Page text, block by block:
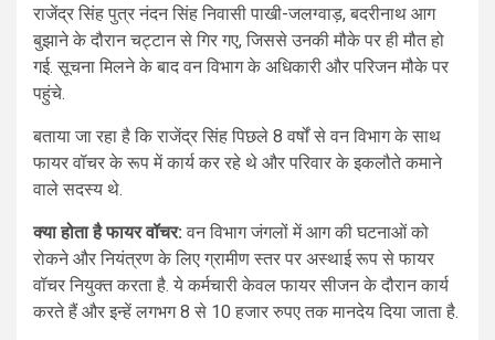
राजेंद्र सिंह पुत्र नंदन सिंह निवासी पाखी-जलग्वाड़, बदरीनाथ आग
बुझाने के दौरान चट्टान से गिर गए, जिससे उनकी मौके पर ही मौत हो
गई. सूचना मिलने के बाद वन विभाग के अधिकारी और परिजन मौके पर
पहुंचे.
बताया जा रहा है कि राजेंद्र सिंह पिछले 8 वर्षों से वन विभाग के साथ
फायर वॉचर के रूप में कार्य कर रहे थे और परिवार के इकलौते कमाने
वाले सदस्य थे.
क्या होता है फायर वॉचर: वन विभाग जंगलों में आग की घटनाओं को
रोकने और नियंत्रण के लिए ग्रामीण स्तर पर अस्थाई रूप से फायर
वॉचर नियुक्त करता है. ये कर्मचारी केवल फायर सीजन के दौरान कार्य
करते हैं और इन्हें लगभग 8 से 10 हजार रुपए तक मानदेय दिया जाता है.